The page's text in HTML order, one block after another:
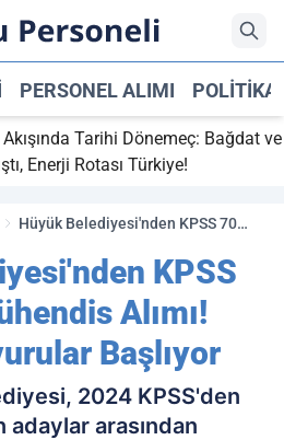
PERSONEL ALIMI POLITIKA
Tarihi Dönemeç: Bağdat ve
Enerji Rotası Türkiye!
Hüyük Belediyesi'nden KPSS 70
Başvurular Başlıyor KPSS
Alımı!
Başlıyor
2024 KPSS'den
adaylar arasından